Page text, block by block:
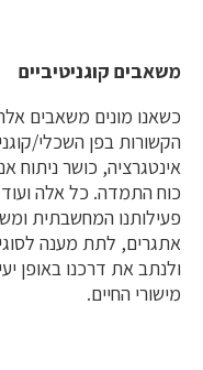
משאבים קוגניטיביים
כשאנו מונים משאבים
הקשורות בפן השכלי/
אינטגרציה, כושר ניתוח
כוח התמדה. כל אלה
פעילותנו המחשבתית
אתגרים, לתת מענה
ולנתב את דרכנו באופן
מישורי החיים.